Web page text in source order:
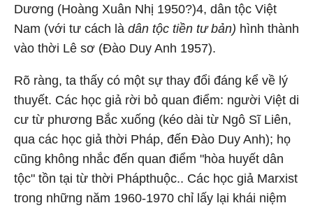
Dương (Hoàng Xuân Nhị 1950?)4, dân tộc Việt
Nam (với tư cách là dân tộc tiền tư bản) hình thành
vào thời Lê sơ (Đào Duy Anh 1957).
Rõ ràng, ta thấy có một sự thay đổi đáng kể về lý
thuyết. Các học giả rời bỏ quan điểm: người Việt di
cư từ phương Bắc xuống (kéo dài từ Ngô Sĩ Liên,
qua các học giả thời Pháp, đến Đào Duy Anh); họ
cũng không nhắc đến quan điểm "hòa huyết dân
tộc" tồn tại từ thời Phápthuộc.. Các học giả Marxist
trong những năm 1960-1970 chỉ lấy lại khái niệm